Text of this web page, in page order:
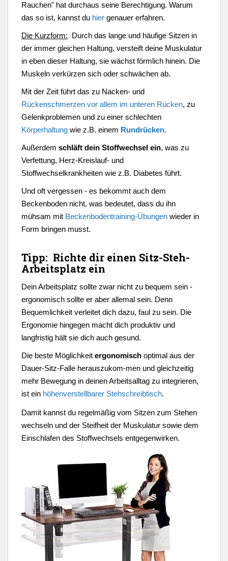
Rauchen" hat durchaus seine Berechtigung. Warum
das so ist, kannst du hier genauer erfahren.
Die Kurzform: Durch das lange und häufige Sitzen in
der immer gleichen Haltung, versteift deine Muskulatur
in eben dieser Haltung, sie wächst förmlich hinein. Die
Muskeln verkürzen sich oder schwächen ab.
Mit der Zeit führt das zu Nacken- und
Rückenschmerzen vor allem im unteren Rücken, zu
Gelenkproblemen und zu einer schlechten
Körperhaltung wie z.B. einem Rundrücken.
Außerdem schläft dein Stoffwechsel ein, was zu
Verfettung, Herz-Kreislauf- und
Stoffwechselkrankheiten wie z.B. Diabetes führt.
Und oft vergessen - es bekommt auch dem
Beckenboden nicht, was bedeutet, dass du ihn
mühsam mit Beckenbodentraining-Übungen wieder in
Form bringen musst.
Tipp: Richte dir einen Sitz-Steh-
Arbeitsplatz ein
Dein Arbeitsplatz sollte zwar nicht zu bequem sein -
ergonomisch sollte er aber allemal sein. Denn
Bequemlichkeit verleitet dich dazu, faul zu sein. Die
Ergonomie hingegen macht dich produktiv und
langfristig hält sie dich auch gesund.
Die beste Möglichkeit ergonomisch optimal aus der
Dauer-Sitz-Falle herauszukom-men und gleichzeitig
mehr Bewegung in deinen Arbeitsalltag zu integrieren,
ist ein höhenverstellbarer Stehschreibtisch.
Damit kannst du regelmäßig vom Sitzen zum Stehen
wechseln und der Steifheit der Muskulatur sowie dem
Einschlafen des Stoffwechsels entgegenwirken.